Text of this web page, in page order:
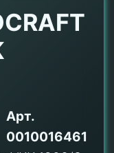
Арт.
0010016461